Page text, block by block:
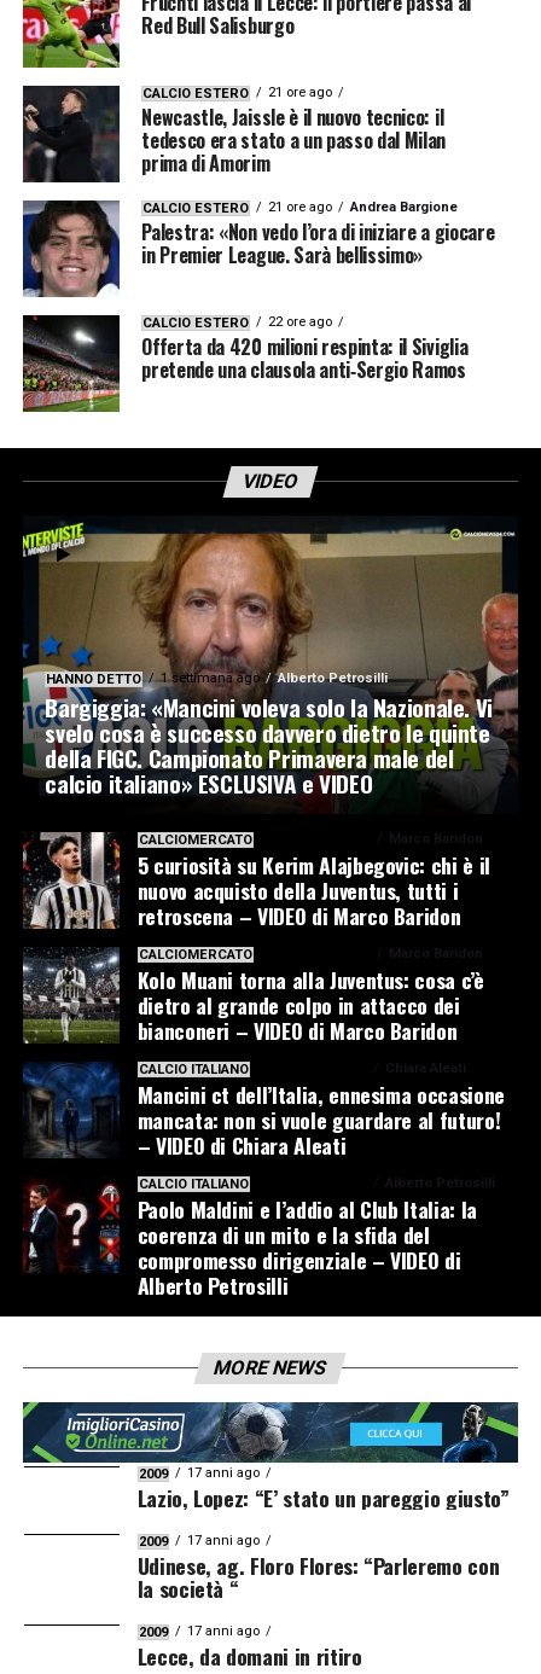
Red Bull Salisburgo
CALCIO ESTERO 21 ore ago
Newcastle, Jaissle è il nuovo tecnico: il
tedesco era stato a un passo dal Milan
prima di Amorim
CALCIO ESTERO 21 ore ago Andrea Bargione
Palestra: «Non vedo l’ora di iniziare a giocare
in Premier League. Sarà bellissimo»
CALCIO ESTERO 22 ore ago
Offerta da 420 milioni respinta: il Siviglia
pretende una clausola anti‑Sergio Ramos
VIDEO
HANNO DETTO 1 settimana ago Alberto Petrosilli
Bargiggia: «Mancini voleva solo la Nazionale. Vi
svelo cosa è successo davvero dietro le quinte
della FIGC. Campionato Primavera male del
calcio italiano» ESCLUSIVA e VIDEO
CALCIOMERCATO
5 curiosità su Kerim Alajbegovic: chi è il
nuovo acquisto della Juventus, tutti i
retroscena – VIDEO di Marco Baridon
CALCIOMERCATO
Kolo Muani torna alla Juventus: cosa c’è
dietro al grande colpo in attacco dei
bianconeri – VIDEO di Marco Baridon
CALCIO ITALIANO
Mancini ct dell’Italia, ennesima occasione
mancata: non si vuole guardare al futuro!
– VIDEO di Chiara Aleati
CALCIO ITALIANO
Paolo Maldini e l’addio al Club Italia: la
coerenza di un mito e la sfida del
compromesso dirigenziale – VIDEO di
Alberto Petrosilli
MORE NEWS
2009 17 anni ago
Lazio, Lopez: “E’ stato un pareggio giusto”
2009 17 anni ago
Udinese, ag. Floro Flores: “Parleremo con
la società “
2009 17 anni ago
Lecce, da domani in ritiro